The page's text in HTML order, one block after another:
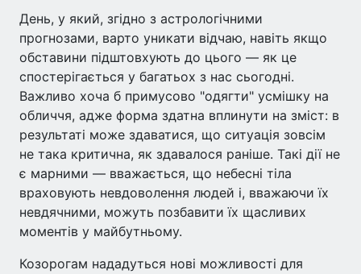
День, у який, згідно з астрологічними
прогнозами, варто уникати відчаю, навіть якщо
обставини підштовхують до цього — як це
спостерігається у багатьох з нас сьогодні.
Важливо хоча б примусово "одягти" усмішку на
обличчя, адже форма здатна вплинути на зміст: в
результаті може здаватися, що ситуація зовсім
не така критична, як здавалося раніше. Такі дії не
є марними — вважається, що небесні тіла
враховують невдоволення людей і, вважаючи їх
невдячними, можуть позбавити їх щасливих
моментів у майбутньому.
Козорогам нададуться нові можливості для